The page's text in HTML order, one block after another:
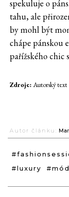
spekuluje o
tahu, ale
by mohl být
chápe pánskou
pařížského chic
Zdroje: Autorský text
Autor článku:
#luxury